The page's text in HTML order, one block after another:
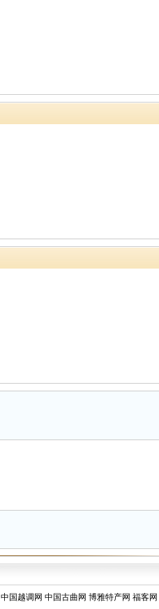
中国越调网 中国古曲网 博雅特产网 福客网